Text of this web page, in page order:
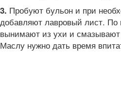
3. Пробуют бульон и при
добавляют лавровый лист. По
вынимают из ухи и
Маслу нужно дать время